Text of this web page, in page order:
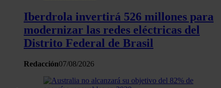
Iberdrola invertirá 526 millones para
modernizar las redes eléctricas del
Distrito Federal de Brasil
Redacción07/08/2026